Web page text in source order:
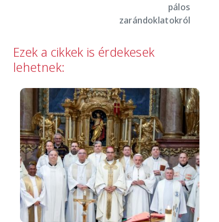
pálos
zarándoklatokról
Ezek a cikkek is érdekesek
lehetnek:
Image